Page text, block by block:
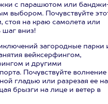
с парашютом или
выбором. Почувствуйте
стоя на краю самолета или
шаг вниз!
загородные парки
вейксерфингом,
и другими
Почувствуйте волнение
гладью или разрезая ее на
брызги на лице и ветер в